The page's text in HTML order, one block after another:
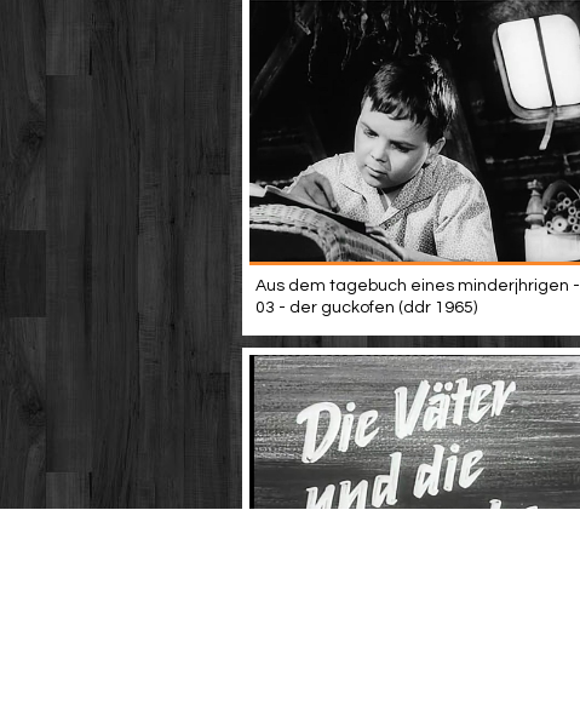
Aus dem tagebuch eines minderjhrigen -
03 - der guckofen (ddr 1965)